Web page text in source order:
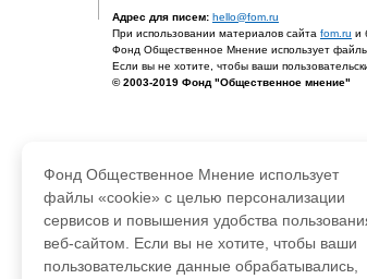
Адрес для писем: hello@fom.ru
При использовании материалов сайта fom.ru и
Фонд Общественное Мнение использует
Если вы не хотите, чтобы ваши
© 2003-2019 Фонд "Общественное мнение"
Фонд Общественное Мнение использует
файлы «cookie» с целью персонализации
сервисов и повышения удобства
веб-сайтом. Если вы не хотите, чтобы ваши
пользовательские данные обрабатывались,